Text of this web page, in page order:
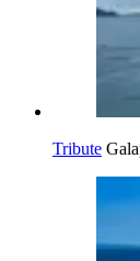
Tribute